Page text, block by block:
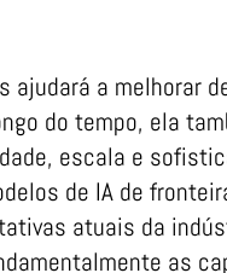
ajudará a melhorar
do tempo, ela
escala e
de IA de
atuais da
as